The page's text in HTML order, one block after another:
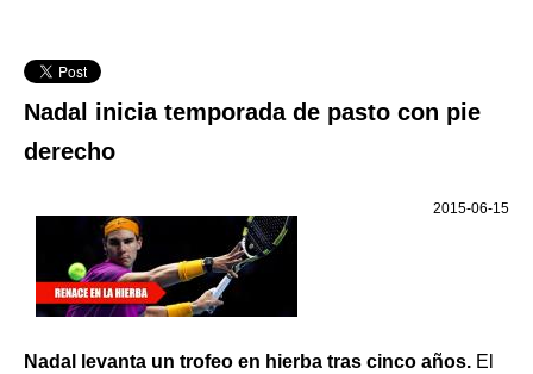
Nadal inicia temporada de pasto con pie
derecho
2015-06-15
Nadal levanta un trofeo en hierba tras cinco años. El